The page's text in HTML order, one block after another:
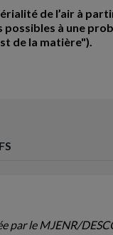
de l’air à
possibles à une
de la matière").
par le MJENR/